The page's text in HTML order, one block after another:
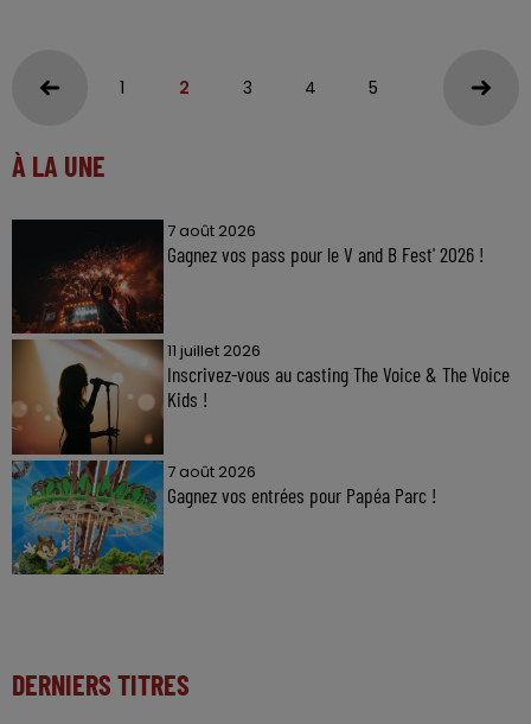
1 2 3 4 5
À LA UNE
7 août 2026
Gagnez vos pass pour le V and B Fest' 2026 !
11 juillet 2026
Inscrivez-vous au casting The Voice & The Voice
Kids !
7 août 2026
Gagnez vos entrées pour Papéa Parc !
DERNIERS TITRES